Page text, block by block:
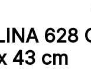
628
43 cm